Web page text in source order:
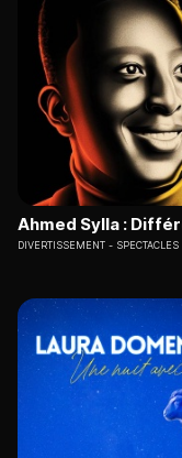
Ahmed Sylla :
DIVERTISSEMENT SPECTACLES